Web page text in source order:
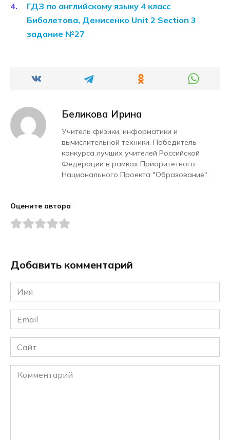
ГДЗ по английскому языку 4 класс
Биболетова, Денисенко Unit 2 Section 3
задание №27
Беликова Ирина
Учитель физики, информатики и
вычислительной техники. Победитель
конкурса лучших учителей Российской
Федерации в рамках Приоритетного
Национального Проекта "Образование".
Оцените автора
Добавить комментарий
Имя
*
Email
*
Сайт
Комментарий